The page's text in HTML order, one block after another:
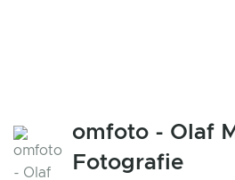
omfoto - Olaf
Fotografie